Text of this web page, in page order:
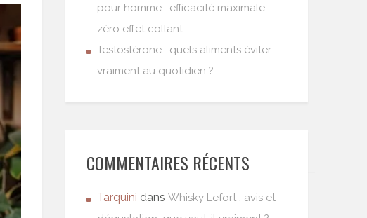
pour homme : efficacité maximale,
zéro effet collant
Testostérone : quels aliments éviter
vraiment au quotidien ?
COMMENTAIRES RÉCENTS
Tarquini dans Whisky Lefort : avis et